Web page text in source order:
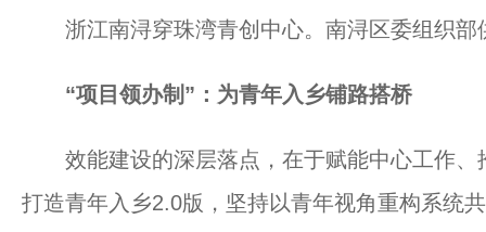
浙江南浔穿珠湾青创中心。南浔区委组织部
“项目领办制”：为青年入乡铺路搭桥
效能建设的深层落点，在于赋能中心工作、
打造青年入乡2.0版，坚持以青年视角重构系统